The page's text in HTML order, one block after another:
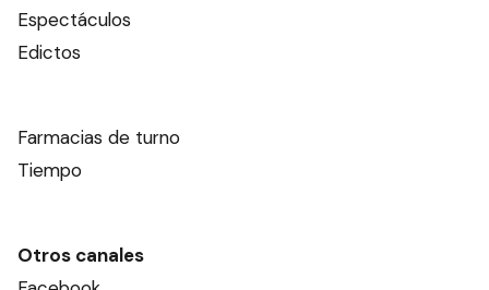
Espectáculos
Edictos
Farmacias de turno
Tiempo
Otros canales